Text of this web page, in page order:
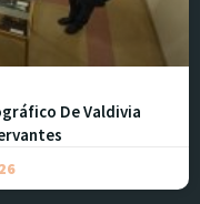
De Valdivia